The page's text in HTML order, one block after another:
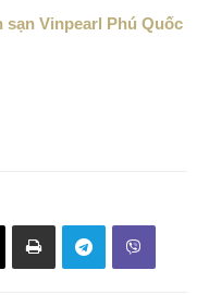
Vinpearl Phú Quốc